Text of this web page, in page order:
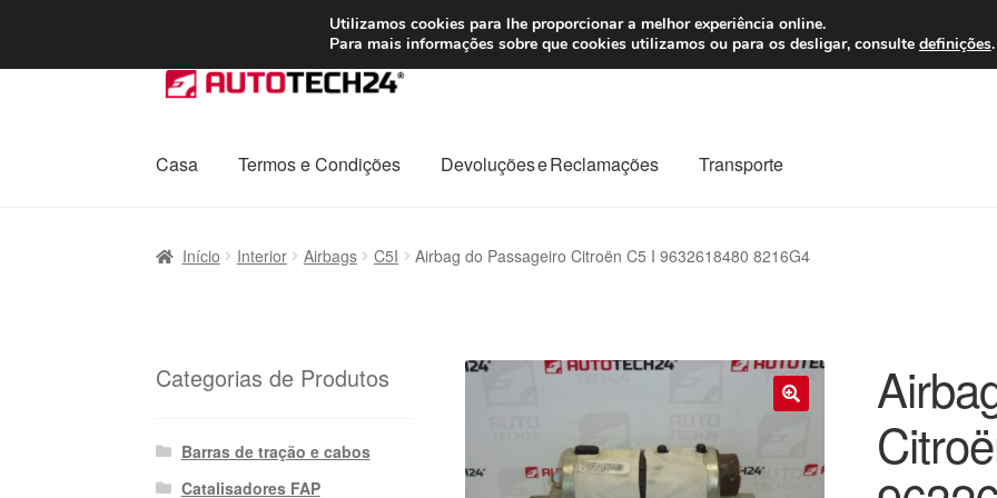
ENVIO a partir de 7 EUR Seg-Sex,
Ir
para
navegação
Saltar
para
conteúdo
Casa Termos e Condições Devoluções e Reclamações Transporte
Início Interior Airbags C5I Airbag do Passageiro Citroën C5 I 9632618480 8216G4
Categorias de Produtos
Barras de tração e cabos
Catalisadores FAP
Utilizamos cookies para lhe proporcionar a melhor experiência online.
Para mais informações sobre que cookies utilizamos ou para os desligar, consulte definições.